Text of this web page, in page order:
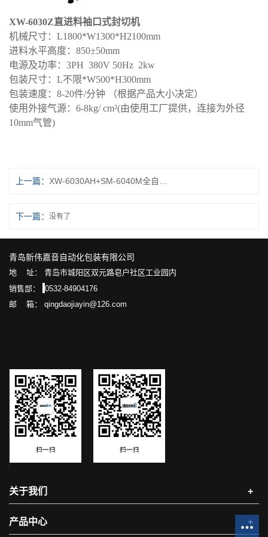
XW-6030Z直进料袖口式封切机
机械尺寸： L1800*W1300*H2100mm
进料水平高度： 850±50mm
电源及功率： 3PH 380V 50Hz 2kw
包装尺寸： L不限*W500*H300mm
包装速度： 8-20件/分钟
（根据产品大小决定）
使用外接气源： 6-8kg/ cm²(由使用工厂提供，连接为外径
10mm气管)
上一篇：
下一篇： 没有了
青岛新伟嘉音自动化包装有限公司
地 址： 青岛市城阳区双元路皂户社区工业园内
销售部：
0532-84904176
邮 箱： qingdaojiayin@126.com
关于我们 +
产品中心 +